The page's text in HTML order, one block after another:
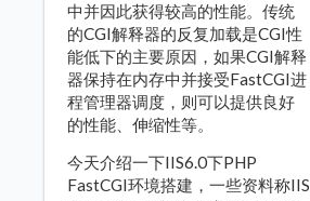
中并因此获得较高的性能。传统
的CGI解释器的反复加载是CGI性
能低下的主要原因，如果CGI解释
器保持在内存中并接受FastCGI进
程管理器调度，则可以提供良好
的性能、伸缩性等。
今天介绍一下IIS6.0下PHP
FastCGI环境搭建，一些资料称IIS